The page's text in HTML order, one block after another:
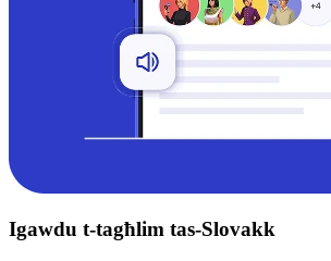
Igawdu t-tagħlim tas-Slovakk